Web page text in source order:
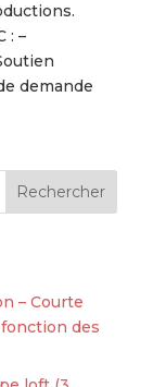
: –
demande
– Courte
des